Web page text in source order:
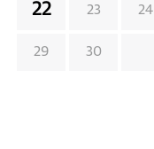
22 23 24
29 30